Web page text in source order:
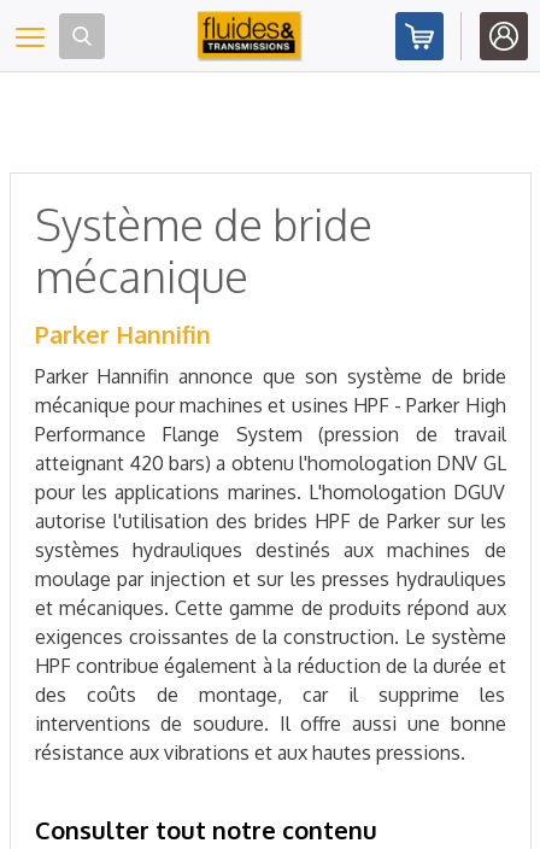
Toggle navigation
Système de bride
mécanique
Parker Hannifin
Parker Hannifin annonce que son système de bride
mécanique pour machines et usines HPF - Parker High
Performance Flange System (pression de travail
atteignant 420 bars) a obtenu l'homologation DNV GL
pour les applications marines. L'homologation DGUV
autorise l'utilisation des brides HPF de Parker sur les
systèmes hydrauliques destinés aux machines de
moulage par injection et sur les presses hydrauliques
et mécaniques. Cette gamme de produits répond aux
exigences croissantes de la construction. Le système
HPF contribue également à la réduction de la durée et
des coûts de montage, car il supprime les
interventions de soudure. Il offre aussi une bonne
résistance aux vibrations et aux hautes pressions.
Consulter tout notre contenu
Panneau de gestion des cookies